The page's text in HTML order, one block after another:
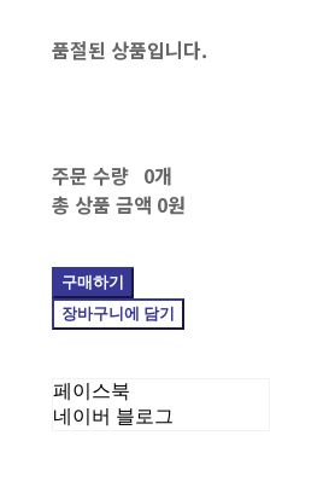
품절된 상품입니다.
주문 수량 0개
총 상품 금액 0원
구매하기
장바구니에 담기
페이스북
네이버 블로그